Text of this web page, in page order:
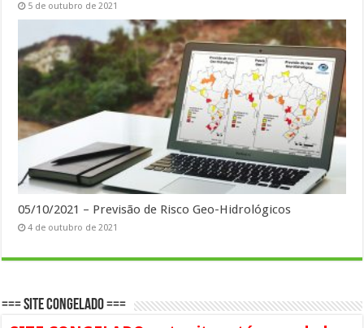
5 de outubro de 2021
05/10/2021 – Previsão de Risco Geo-Hidrológicos
4 de outubro de 2021
=== SITE CONGELADO ===